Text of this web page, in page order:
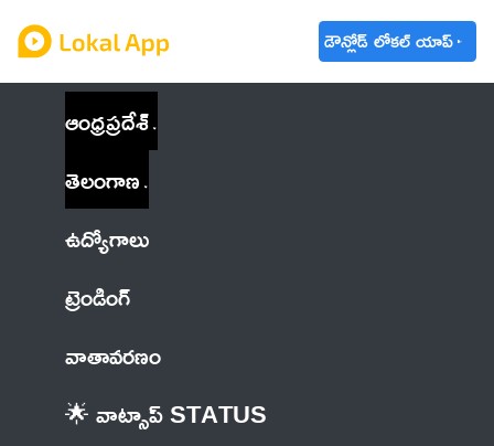
డౌన్లోడ్ లోకల్ యాప్
ఆంధ్రప్రదేశ్
తెలంగాణ
ఉద్యోగాలు
ట్రెండింగ్
వాతావరణం
🌟 వాట్సాప్ STATUS